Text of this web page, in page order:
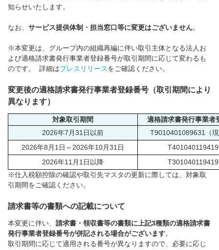
知らせいたします。
なお、 サービス提供体制・担当窓口等に変更はございません。
※本変更は、グループ内の組織再編に伴い取引主体となる法人お
よび適格請求書発行事業者登録番号が取引期間に応じて変わるも
のです。 詳細はプレスリリースをご確認ください。
変更後の適格請求書発行事業者登録番号（取引期間により
異なります）
対象取引期間
適格請求書発行事業者
2026年7月31日以前
T9010401089631（
2026年8月1日～2026年10月31日
2026年11月1日以降
※仕入税額控除の確認や取引先マスタの更新に際しては、対象取
引期間をご確認ください。
請求書等の書類への記載について
本変更に伴い、 請求書・領収書等の書類に上記3種類の適格請求書
発行事業者登録番号が併記される場合がございます。
取引期間に応じて適用される番号が異なりますので、必要に応じ